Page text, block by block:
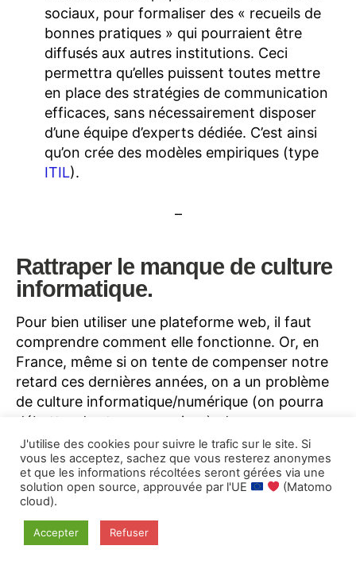
sociaux, pour formaliser des « recueils de
bonnes pratiques » qui pourraient être
diffusés aux autres institutions. Ceci
permettra qu’elles puissent toutes mettre
en place des stratégies de communication
efficaces, sans nécessairement disposer
d’une équipe d’experts dédiée. C’est ainsi
qu’on crée des modèles empiriques (type
ITIL).
–
Rattraper le manque de culture
informatique.
Pour bien utiliser une plateforme web, il faut
comprendre comment elle fonctionne. Or, en
France, même si on tente de compenser notre
retard ces dernières années, on a un problème
de culture informatique/numérique (on pourra
débattre des termes, un jour), donc un
problème de compréhension, par tous et
toutes, de ces environnements numériques.
Il faut savoir quele CAPES,le diplôme qui
(donc pour les élèves de plus de 10 ans), dédié
J'utilise des cookies pour suivre le trafic sur le site. Si
vous les acceptez, sachez que vous resterez anonymes
et que les informations récoltées seront gérées via une
solution open source, approuvée par l'UE
(Matomo
cloud).
Accepter Refuser